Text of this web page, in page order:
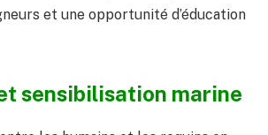
et une opportunité d’éducation
sensibilisation marine